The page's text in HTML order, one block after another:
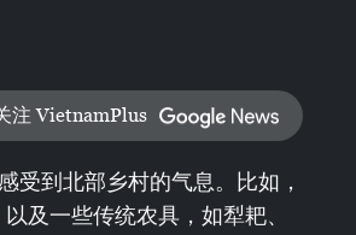
注 VietnamPlus
受到北部乡村的气息。比如，
及一些传统农具，如犁耙、